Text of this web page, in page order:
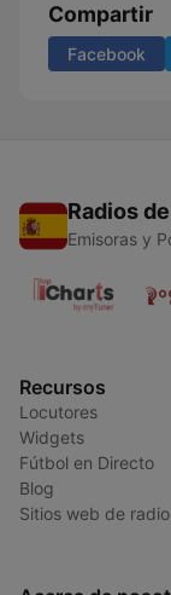
Compartir
Facebook
Radios
Emisoras y
Recursos
Locutores
Widgets
Fútbol en Directo
Blog
Sitios web de